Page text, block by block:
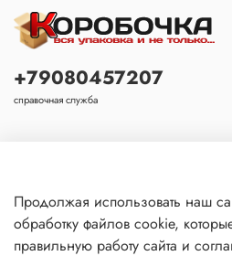
Покупателю
+79080457207
справочная служба
Продолжая использовать наш
обработку файлов cookie,
правильную работу сайта и